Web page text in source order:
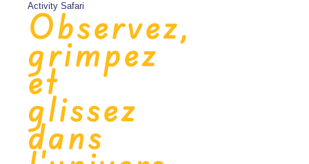
Activity Safari
Observez,
grimpez
et
glissez
dans